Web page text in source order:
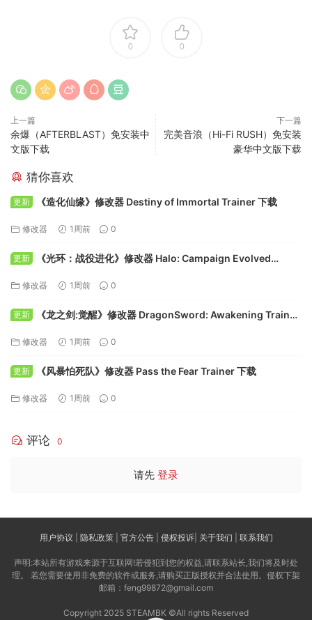
0 0
上一篇
余爆（AFTERBLAST）免安装中
文版下载
下一篇
完美音浪（Hi-Fi RUSH）免安装
豪华中文版下载
猜你喜欢
更新 《造化仙缘》修改器 Destiny of Immortal Trainer 下载
修改器 1周前 0
更新
《光环：战役进化》修改器 Halo: Campaign Evolved
修改器 1周前 0
更新
《龙之剑:觉醒》修改器 DragonSword: Awakening Trainer
修改器 1周前 0
更新 《风暴怕死队》修改器 Pass the Fear Trainer 下载
修改器 1周前 0
评论 0
请先 登录
用户协议 隐私政策| 官方公告| 侵权投诉| 关于我们 联系我们
声明:本站所有游戏来源于互联网!若侵犯到您的权益,请联系站长,我们将及时处
理。 若您需要使用非免费的软件或服务,请购买正版授权并合法使用。侵权下架
邮箱：feng99872@gmail.com
Copyright 2025 STEAMBK ©All rights Reserved